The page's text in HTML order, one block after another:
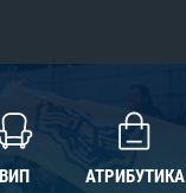
ВИП АТРИБУТИКА